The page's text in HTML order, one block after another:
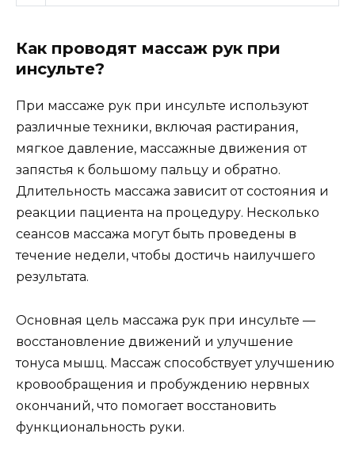
Как проводят массаж рук при
инсульте?
При массаже рук при инсульте используют
различные техники, включая растирания,
мягкое давление, массажные движения от
запястья к большому пальцу и обратно.
Длительность массажа зависит от состояния и
реакции пациента на процедуру. Несколько
сеансов массажа могут быть проведены в
течение недели, чтобы достичь наилучшего
результата.
Основная цель массажа рук при инсульте —
восстановление движений и улучшение
тонуса мышц. Массаж способствует улучшению
кровообращения и пробуждению нервных
окончаний, что помогает восстановить
функциональность руки.